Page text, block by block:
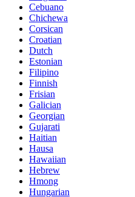
Cebuano
Chichewa
Corsican
Croatian
Dutch
Estonian
Filipino
Finnish
Frisian
Galician
Georgian
Gujarati
Haitian
Hausa
Hawaiian
Hebrew
Hmong
Hungarian